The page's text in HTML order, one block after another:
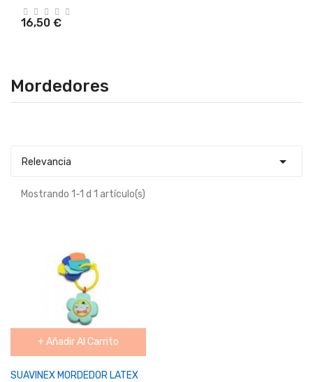
16,50 €
Mordedores
Relevancia 
Mostrando 1-1 d 1 artículo(s)
+ Añadir Al Carrito
SUAVINEX MORDEDOR LATEX